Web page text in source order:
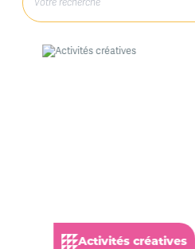
Activités créatives